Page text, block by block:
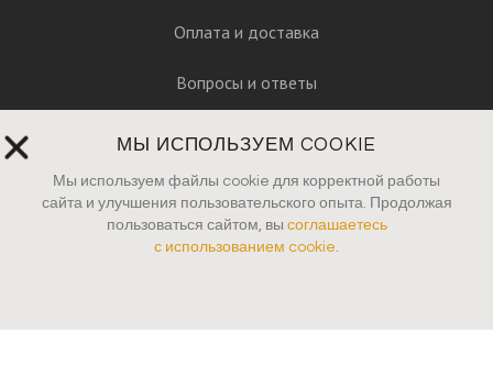
Оплата и доставка
Вопросы и ответы
Руководство по уходу
Пресса
Контакты
МЫ ИСПОЛЬЗУЕМ COOKIE
Мы используем файлы cookie для корректной работы
сайта и улучшения пользовательского опыта. Продолжая
пользоваться сайтом, вы соглашаетесь
с использованием cookie.